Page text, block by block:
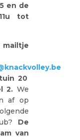
en de
tot
mailtje
20
2. We
af op
De
van